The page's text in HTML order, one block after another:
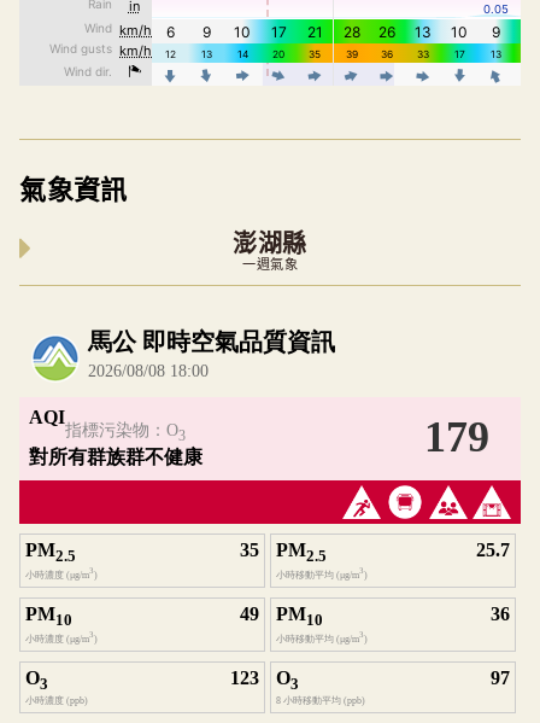
氣象資訊
澎湖縣
一週氣象
內嵌空氣品質小工具為視覺預覽，完整即時空